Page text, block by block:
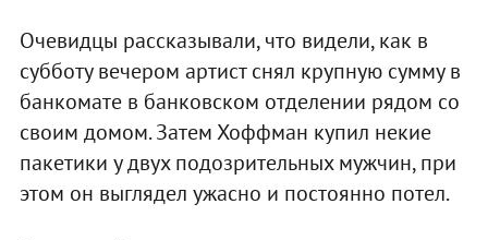
Очевидцы рассказывали, что видели, как в
субботу вечером артист снял крупную сумму в
банкомате в банковском отделении рядом со
своим домом. Затем Хоффман купил некие
пакетики у двух подозрительных мужчин, при
этом он выглядел ужасно и постоянно потел.